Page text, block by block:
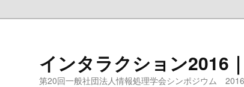
インタラクション2016
第20回一般社団法人情報処理学会シンポジウム